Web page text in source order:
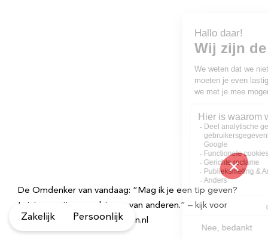
De Omdenker van vandaag: “Mag ik je een tip geven?
Luister nooit naar adviezen van anderen.” – kijk voor
meer spreuken op Omdenken.nl
Zakelijk Persoonlijk